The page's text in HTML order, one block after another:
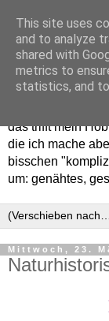
Willkommen in
das trifft mein
die ich mache
bisschen
um: genähtes,
Mittwoch, 23.
This site uses
and to analyze
shared with
metrics to
statistics, and